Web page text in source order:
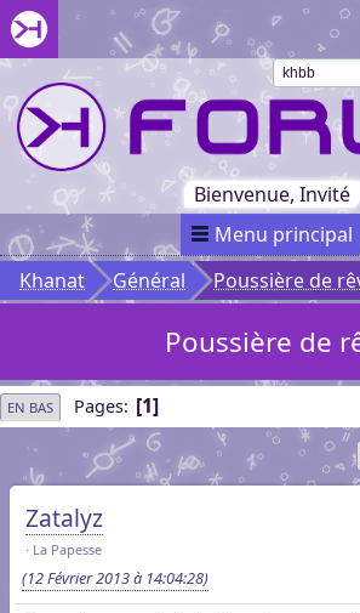
Aller au menu du forum
Aller au contenu du forum
Aller à la recherche dans le forum
Passer le
menu
Khaganat
Retour
au début
du menu
Khaganat
Bienvenue, Invité
Menu principal
Khanat
Général Poussière de
Poussière de
EN BAS Pages 1
Zatalyz
La Papesse
(12 Février 2013 à 14:04:28)